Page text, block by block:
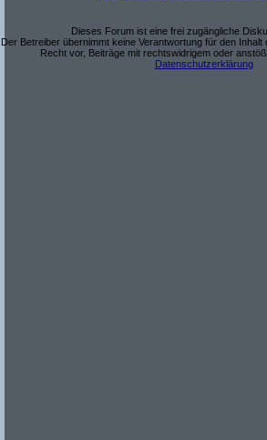
Dieses Forum ist eine frei zugängliche
Der Betreiber übernimmt keine Verantwortung für den
Recht vor, Beiträge mit rechtswidrigem oder
Datenschutzerklärung